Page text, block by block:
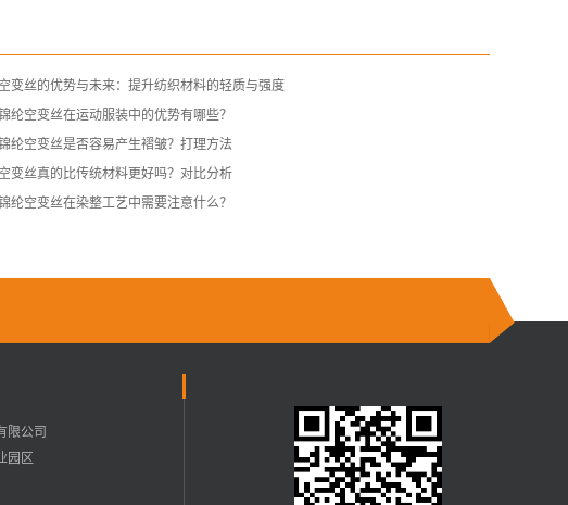
空变丝的优势与未来：提升纺织材料的轻质与强度
纶空变丝在运动服装中的优势有哪些？
纶空变丝是否容易产生褶皱？打理方法
空变丝真的比传统材料更好吗？对比分析
纶空变丝在染整工艺中需要注意什么？
限公司
园区